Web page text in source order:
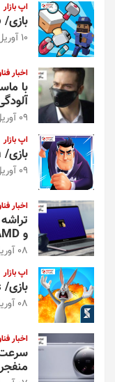
اپ بازار
بازی/ Hide.io؛ از چشم بقیه پنهان شوید
10 آوریل 2024
اخبار
با
09 آوریل 2024
اپ بازار
بازی/ Agent Dash؛ سکه‌ها را جمع کنید
09 آوریل 2024
اخبار
و AMD را شکست داد
08 آوریل 2024
اپ بازار
بازی/ Looney Tunes؛ شهری بزرگ بسازید
08 آوریل 2024
اخبار
سرعت